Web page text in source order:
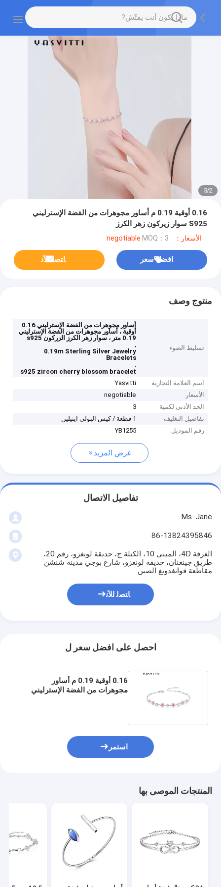
2
/
3
0.16 أوقية 0.19 م أساور مجوهرات من الفضة الإسترليني
S925 سوار زيركون زهر الكرز
الأسعار：negotiable MOQ：3
افضل سعر ﺎﺘﺼﻟ ﺍﻶﻧ
منتوج وصف
تسليط الضوء
أساور مجوهرات من الفضة الإسترليني 0.16
أوقية ، أساور مجوهرات من الفضة الإسترليني
0.19 متر ، سوار زهر الكرز الزركون s925
,
0.19m Sterling Silver Jewelry
Bracelets
,
s925 zircon cherry blossom bracelet
اسم العلامة التجارية
Yasvitti
الأسعار
negotiable
الحد الأدنى لكمية
3
تفاصيل التغليف
1 قطعة / كيس البولي ايثيلين
رقم الموديل
YB1255
عرض المزيد
تفاصيل الاتصال
Ms. Jane
86-13824395846
الغرفة 4D، المبنى 10، الكتلة ج، حديقة لونغزو، رقم 20،
طريق جينغنان، حديقة لونغزو، شارع بوجي مدينة شنشن
مقاطعة قوانغدونغ الصين
ﺎﺘﺼﻟ ﺍﻶﻧ
احصل على افضل سعر ل
0.16 أوقية 0.19 م أساور
مجوهرات من الفضة الإسترليني
استمر
المنتجات الموصى بها